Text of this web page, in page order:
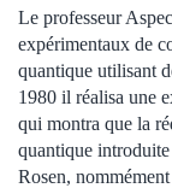
Le professeur
expérimentaux de
quantique utilisant
1980 il réalisa une
qui montra que la
quantique
Rosen,